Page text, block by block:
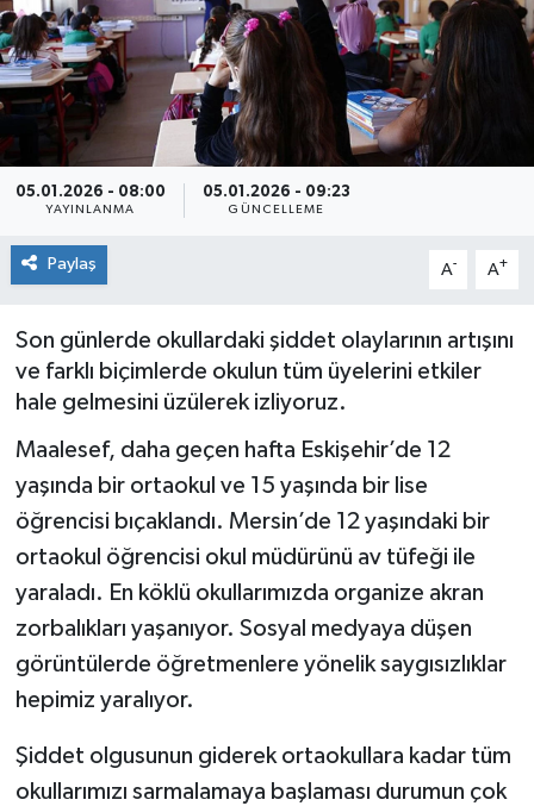
05.01.2026 - 08:00
YAYINLANMA
05.01.2026 - 09:23
GÜNCELLEME
Paylaş A- A+
Son günlerde okullardaki şiddet olaylarının artışını
ve farklı biçimlerde okulun tüm üyelerini etkiler
hale gelmesini üzülerek izliyoruz.
Maalesef, daha geçen hafta Eskişehir’de 12
yaşında bir ortaokul ve 15 yaşında bir lise
öğrencisi bıçaklandı. Mersin’de 12 yaşındaki bir
ortaokul öğrencisi okul müdürünü av tüfeği ile
yaraladı. En köklü okullarımızda organize akran
zorbalıkları yaşanıyor. Sosyal medyaya düşen
görüntülerde öğretmenlere yönelik saygısızlıklar
hepimiz yaralıyor.
Şiddet olgusunun giderek ortaokullara kadar tüm
okullarımızı sarmalamaya başlaması durumun çok
Siyaset
Spor